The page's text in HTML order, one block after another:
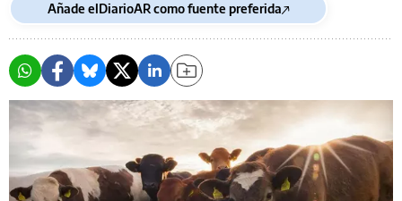
Añade elDiarioAR como fuente preferida